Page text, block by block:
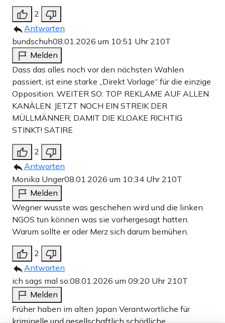
2
Antworten
bundschuh08.01.2026 um 10:51 Uhr 210T
Melden
Dass das alles noch vor den nächsten Wahlen
passiert, ist eine starke „Direkt Vorlage“ für die einzige
Opposition. WEITER SO: TOP REKLAME AUF ALLEN
KANÄLEN. JETZT NOCH EIN STREIK DER
MÜLLMÄNNER; DAMIT DIE KLOAKE RICHTIG
STINKT! SATIRE
2
Antworten
Monika Unger08.01.2026 um 10:34 Uhr 210T
Melden
Wegner wusste was geschehen wird und die linken
NGOS tun können was sie vorhergesagt hatten.
Warum sollte er oder Merz sich darum bemühen.
2
Antworten
ich sags mal so:08.01.2026 um 09:20 Uhr 210T
Melden
Früher haben im alten Japan Verantwortliche für